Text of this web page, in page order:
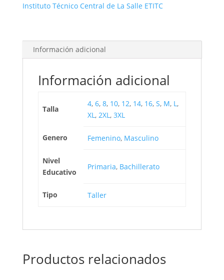
Instituto Técnico Central de La Salle ETITC
Información adicional
Información adicional
Talla
4, 6, 8, 10, 12, 14, 16, S, M, L,
XL, 2XL, 3XL
Genero Femenino, Masculino
Nivel
Educativo
Primaria, Bachillerato
Tipo Taller
Productos relacionados